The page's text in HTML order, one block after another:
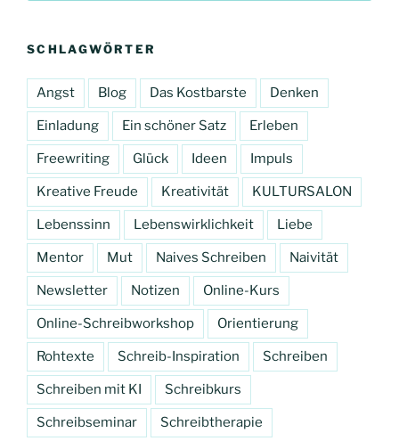
SCHLAGWÖRTER
Angst Blog Das Kostbarste Denken
Einladung Ein schöner Satz Erleben
Freewriting Glück Ideen Impuls
Kreative Freude Kreativität KULTURSALON
Lebenssinn Lebenswirklichkeit Liebe
Mentor Mut Naives Schreiben Naivität
Newsletter Notizen Online-Kurs
Online-Schreibworkshop Orientierung
Rohtexte Schreib-Inspiration Schreiben
Schreiben mit KI Schreibkurs
Schreibseminar Schreibtherapie